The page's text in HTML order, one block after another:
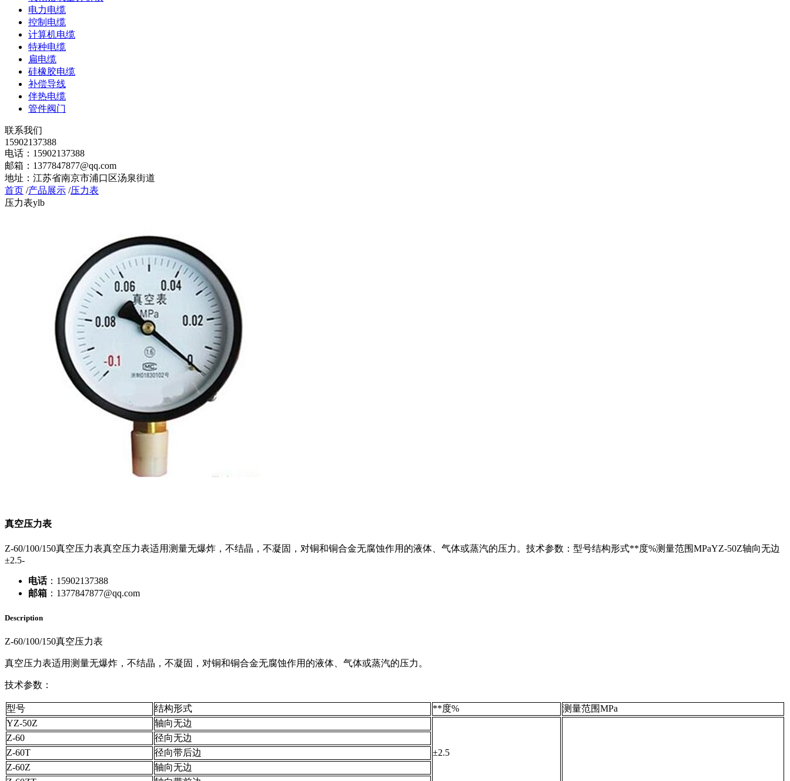
电力电缆
控制电缆
计算机电缆
特种电缆
扁电缆
硅橡胶电缆
补偿导线
伴热电缆
管件阀门
联系我们
15902137388
电话：15902137388
邮箱：1377847877@qq.com
地址：江苏省南京市浦口区汤泉街道
首页 /产品展示 /压力表
压力表ylb
真空压力表
Z-60/100/150真空压力表真空压力表适用测量无爆炸，不结晶，不凝固，对铜和铜合金无腐蚀作用的液体、气体或蒸汽的压力。技术参数：型号结构形式**度%测量范围MPaYZ-50Z轴向无边
±2.5-
电话：15902137388
邮箱 ：1377847877@qq.com
Description
Z-60/100/150真空压力表
真空压力表适用测量无爆炸，不结晶，不凝固，对铜和铜合金无腐蚀作用的液体、气体或蒸汽的压力。
技术参数：
型号 结构形式 **度%
测量范围MPa
YZ-50Z
轴向无边
±2.5
Z-60
径向无边
Z-60T
径向带后边
Z-60Z
轴向无边